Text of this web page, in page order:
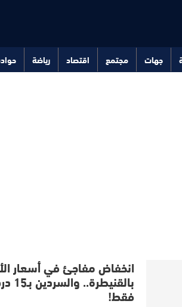
جهات مجتمع اقتصاد رياضة
انخفاض مفاجئ في أسعار
فقط!